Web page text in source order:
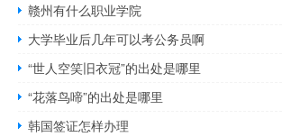
赣州有什么职业学院
大学毕业后几年可以考公务员啊
“世人空笑旧衣冠”的出处是哪里
“花落鸟啼”的出处是哪里
韩国签证怎样办理